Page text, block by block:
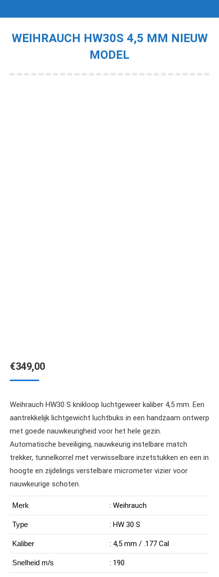
WEIHRAUCH HW30S 4,5 MM NIEUW
MODEL
€349,00
Weihrauch HW30 S knikloop luchtgeweer kaliber 4,5 mm. Een
aantrekkelijk lichtgewicht luchtbuks in een handzaam ontwerp
met goede nauwkeurigheid voor het hele gezin.
Automatische beveiliging, nauwkeurig instelbare match
trekker, tunnelkorrel met verwisselbare inzetstukken en een in
hoogte en zijdelings verstelbare micrometer vizier voor
nauwkeurige schoten.
Merk : Weihrauch
Type : HW 30 S
Kaliber : 4,5 mm / .177 Cal
Snelheid m/s : 190